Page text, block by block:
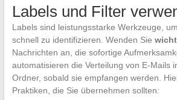
Labels und Filter
Labels sind leistungsstarke Werkzeuge,
schnell zu identifizieren. Wenden Sie
Nachrichten an, die sofortige
automatisieren die Verteilung von E-Mails
Ordner, sobald sie empfangen werden.
Praktiken, die Sie übernehmen sollten: